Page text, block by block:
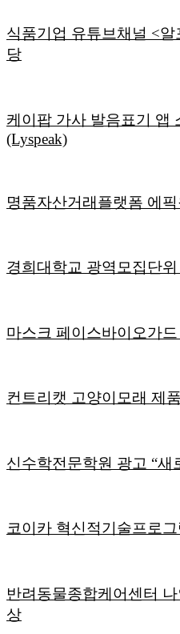
식품기업 유튜브채널 <알
당
케이팝 가사 발음표기 앱
(Lyspeak)
명품자산거래플랫폼 에픽
경희대학교 광역모집단
마스크 페이스바이오가드
컨트리캣 고양이모래 제
신수학전문학원 광고 “새
코이카 혁신적기술프로
반려동물종합케어센터
상